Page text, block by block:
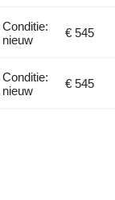
Conditie:
nieuw
€ 545
Conditie:
nieuw
€ 545